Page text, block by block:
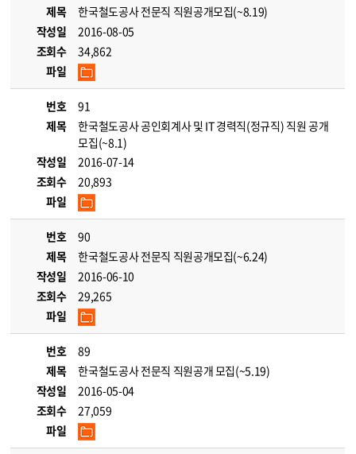
제목
한국철도공사 전문직 직원공개모집(~8.19)
작성일
2016-08-05
조회수
34,862
파일
번호
91
제목
한국철도공사 공인회계사 및 IT 경력직(정규직) 직원 공개
모집(~8.1)
작성일
2016-07-14
조회수
20,893
파일
번호
90
제목
한국철도공사 전문직 직원공개모집(~6.24)
작성일
2016-06-10
조회수
29,265
파일
번호
89
제목
한국철도공사 전문직 직원공개 모집(~5.19)
작성일
2016-05-04
조회수
27,059
파일